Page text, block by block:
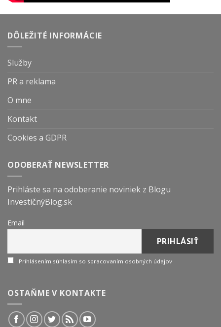
DÔLEŽITÉ INFORMÁCIE
Služby
PR a reklama
O mne
Kontakt
Cookies a GDPR
ODOBERAŤ NEWSLETTER
Prihláste sa na odoberanie noviniek z Blogu
InvestičnýBlog.sk
Email
Prihlásením súhlasím so spracovaním osobných údajov
OSTAŇME V KONTAKTE